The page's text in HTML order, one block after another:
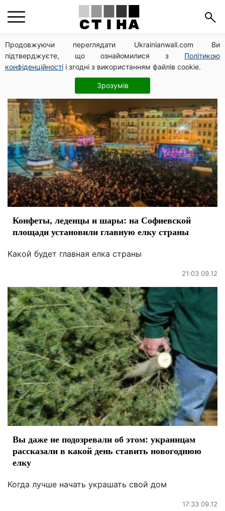
Продовжуючи переглядати Ukrainianwall.com Ви
підтверджуєте, що ознайомилися з Політикою
конфіденційності і згодні з використанням файлів cookie.
Зрозумів
Новый год
Конфеты, леденцы и шары: на Софиевской
площади установили главную елку страны
Какой будет главная елка страны
21:03 09.12
Вы даже не подозревали об этом: украинцам
рассказали в какой день ставить новогоднюю
елку
Когда лучше начать украшать свой дом
17:33 09.12